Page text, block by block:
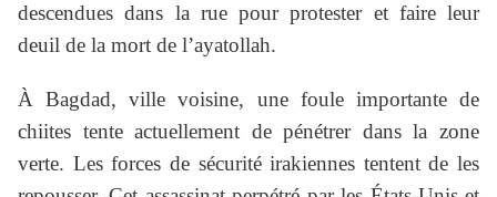
descendues dans la rue pour protester et faire leur
deuil de la mort de l’ayatollah.
À Bagdad, ville voisine, une foule importante de
chiites tente actuellement de pénétrer dans la zone
verte. Les forces de sécurité irakiennes tentent de les